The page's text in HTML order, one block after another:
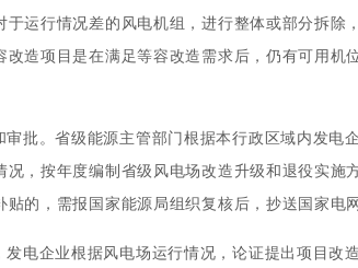
于运行情况差的风电机组，进行整体或部分拆除
改造项目是在满足等容改造需求后，仍有可用机
审批。省级能源主管部门根据本行政区域内发电
况，按年度编制省级风电场改造升级和退役实施
贴的，需报国家能源局组织复核后，抄送国家电
发电企业根据风电场运行情况，论证提出项目改